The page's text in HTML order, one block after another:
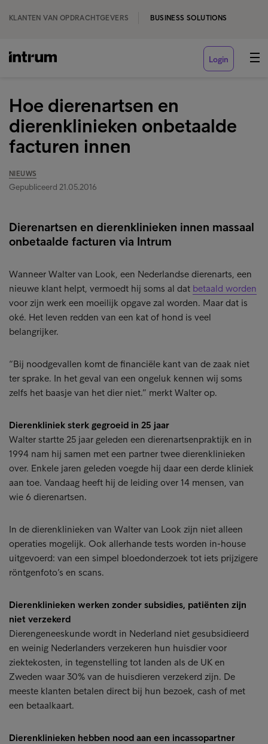
KLANTEN VAN OPDRACHTGEVERS BUSINESS SOLUTIONS
Login
Hoe dierenartsen en
dierenklinieken onbetaalde
facturen innen
NIEUWS
Gepubliceerd 21.05.2016
Dierenartsen en dierenklinieken innen massaal
onbetaalde facturen via Intrum
Wanneer Walter van Look, een Nederlandse dierenarts, een
nieuwe klant helpt, vermoedt hij soms al dat betaald worden
voor zijn werk een moeilijk opgave zal worden. Maar dat is
oké. Het leven redden van een kat of hond is veel
belangrijker.
“Bij noodgevallen komt de financiële kant van de zaak niet
ter sprake. In het geval van een ongeluk kennen wij soms
zelfs het baasje van het dier niet.” merkt Walter op.
Dierenkliniek sterk gegroeid in 25 jaar
Walter startte 25 jaar geleden een dierenartsenpraktijk en in
1994 nam hij samen met een partner twee dierenklinieken
over. Enkele jaren geleden voegde hij daar een derde kliniek
aan toe. Vandaag heeft hij de leiding over 14 mensen, van
wie 6 dierenartsen.
In de dierenklinieken van Walter van Look zijn niet alleen
operaties mogelijk. Ook allerhande tests worden in-house
uitgevoerd: van een simpel bloedonderzoek tot iets prijzigere
röntgenfoto’s en scans.
Dierenklinieken werken zonder subsidies, patiënten zijn
niet verzekerd
Dierengeneeskunde wordt in Nederland niet gesubsidieerd
en weinig Nederlanders verzekeren hun huisdier voor
ziektekosten, in tegenstelling tot landen als de UK en
Zweden waar 30% van de huisdieren verzekerd zijn. De
meeste klanten betalen direct bij hun bezoek, cash of met
een betaalkaart.
Dierenklinieken hebben nood aan een incassopartner